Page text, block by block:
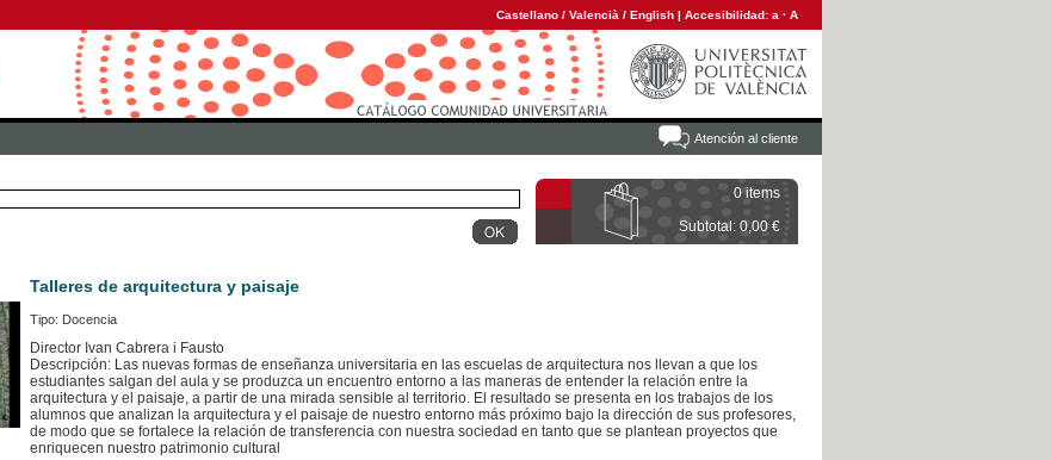
Castellano / Valencià / English | Accesibilidad: a · A
Atención al cliente
0 items
Subtotal: 0,00 €
Talleres de arquitectura y paisaje
Tipo: Docencia
Director Ivan Cabrera i Fausto
Descripción: Las nuevas formas de enseñanza universitaria en las escuelas de arquitectura nos llevan a que los
estudiantes salgan del aula y se produzca un encuentro entorno a las maneras de entender la relación entre la
arquitectura y el paisaje, a partir de una mirada sensible al territorio. El resultado se presenta en los trabajos de los
alumnos que analizan la arquitectura y el paisaje de nuestro entorno más próximo bajo la dirección de sus profesores,
de modo que se fortalece la relación de transferencia con nuestra sociedad en tanto que se plantean proyectos que
enriquecen nuestro patrimonio cultural